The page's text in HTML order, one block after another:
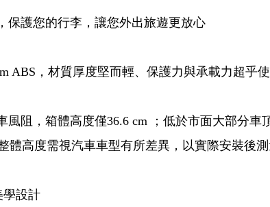
保護您的行李，讓您外出旅遊更放心
ABS，材質厚度堅而輕、保護力與承載力超乎
風阻，箱體高度僅36.6 cm ；低於市面大部分
體高度需視汽車車型有所差異，以實際安裝後測
學設計